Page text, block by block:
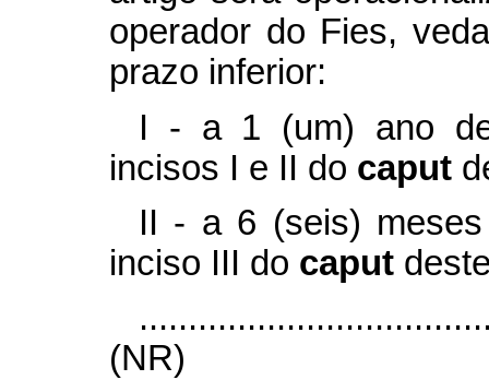
operador do Fies,
prazo inferior:
I - a 1 (um) ano
incisos I e II do caput
II - a 6 (seis)
inciso III do caput
(NR)